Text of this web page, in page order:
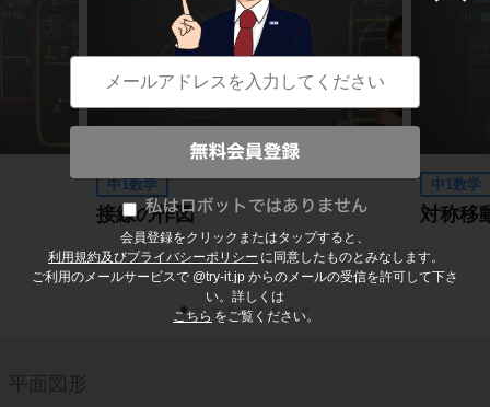
会員登録をクリックまたはタップすると、
利用規約及びプライバシーポリシー に同意したものとみなします。
ご利用のメールサービスで @try-it.jp からのメールの受信を許可して下さ
い。詳しくは
こちら をご覧ください。
接線の作図
中1数学
対称移
中1数学
平面図形